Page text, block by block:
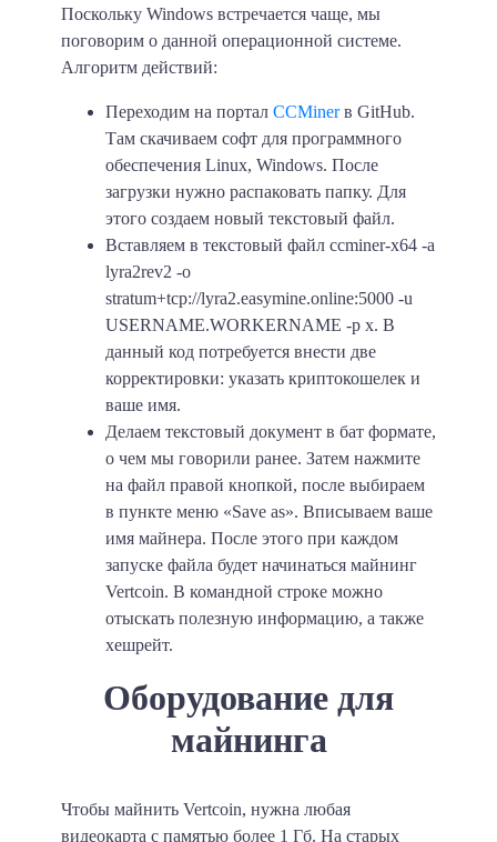
Поскольку Windows встречается чаще, мы
поговорим о данной операционной системе.
Алгоритм действий:
Переходим на портал CCMinerв GitHub.
Там скачиваем софт для программного
обеспечения Linux, Windows. После
загрузки нужно распаковать папку. Для
этого создаем новый текстовый файл.
Вставляем в текстовый файл ccminer-x64 -a
lyra2rev2 -o
stratum+tcp://lyra2.easymine.online:5000 -u
USERNAME.WORKERNAME -p x. В
данный код потребуется внести две
корректировки: указать криптокошелек и
ваше имя.
Делаем текстовый документ в бат формате,
о чем мы говорили ранее. Затем нажмите
на файл правой кнопкой, после выбираем
в пункте меню «Save as». Вписываем ваше
имя майнера. После этого при каждом
запуске файла будет начинаться майнинг
Vertcoin. В командной строке можно
отыскать полезную информацию, а также
хешрейт.
Оборудование для
майнинга
Чтобы майнить Vertcoin, нужна любая
видеокарта с памятью более 1 Гб. На старых